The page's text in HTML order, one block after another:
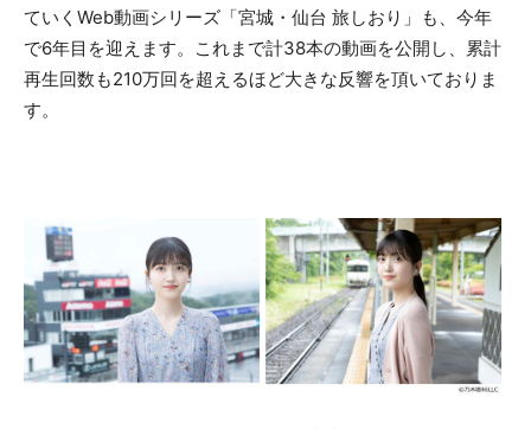
ていくWeb動画シリーズ「宮城・仙台 旅しおり」も、今年
で6年目を迎えます。これまで計38本の動画を公開し、累計
再生回数も210万回を超えるほど大きな反響を頂いておりま
す。